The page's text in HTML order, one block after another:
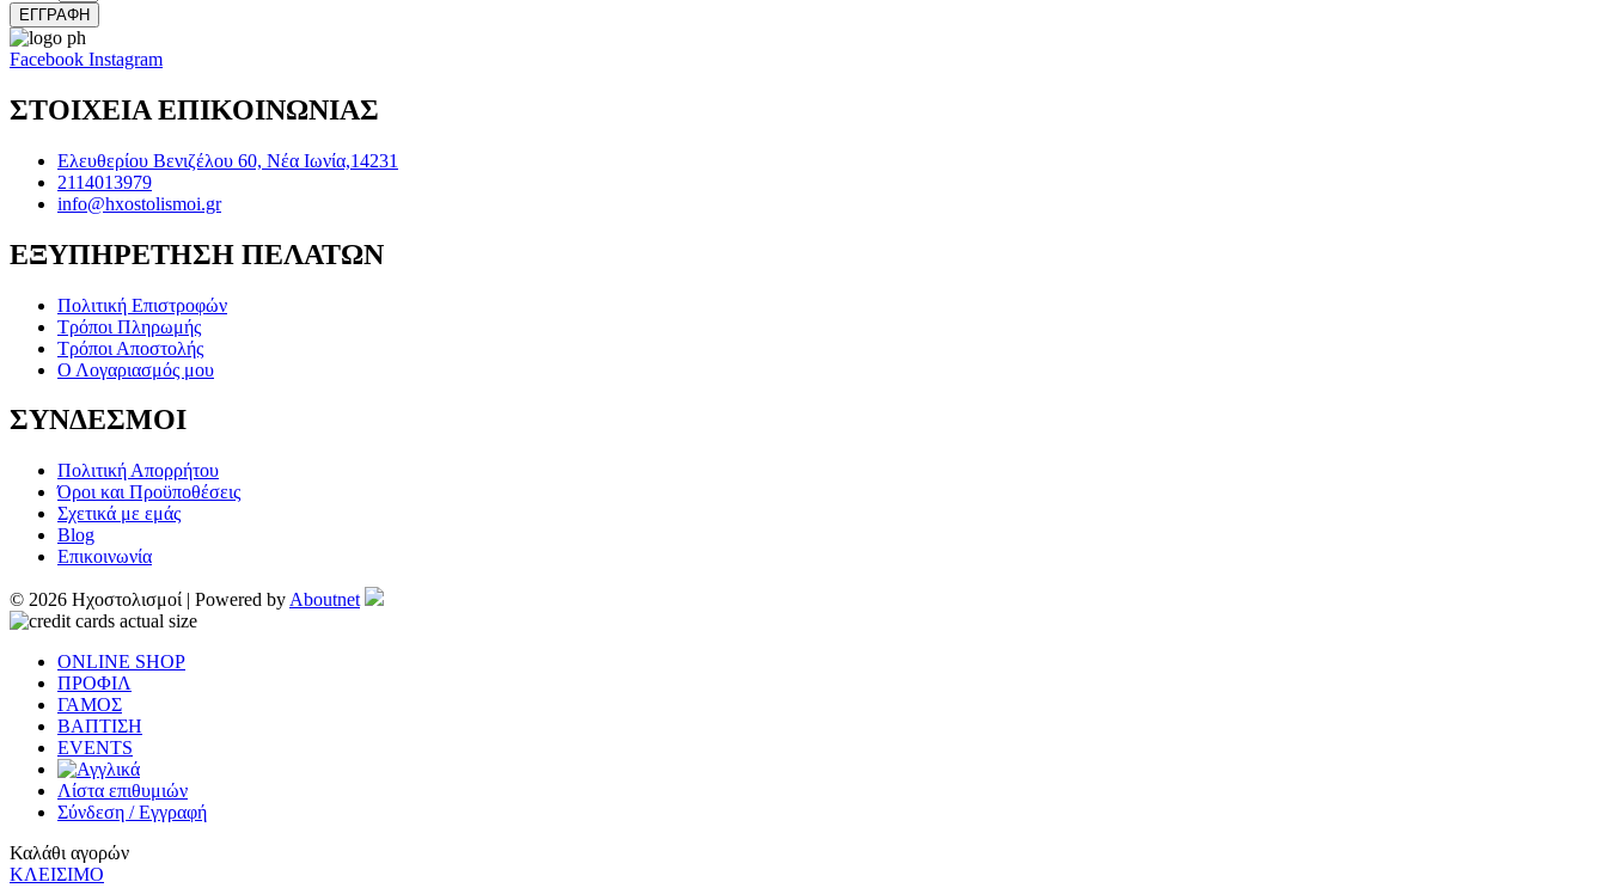
ΕΓΓΡΑΦΗ
Facebook Instagram
ΣΤΟΙΧΕΙΑ ΕΠΙΚΟΙΝΩΝΙΑΣ
Ελευθερίου Βενιζέλου 60, Νέα Ιωνία,14231
2114013979
info@hxostolismoi.gr
ΕΞΥΠΗΡΕΤΗΣΗ ΠΕΛΑΤΩΝ
Πολιτική Επιστροφών
Τρόποι Πληρωμής
Τρόποι Αποστολής
Ο Λογαριασμός μου
ΣΥΝΔΕΣΜΟΙ
Πολιτική Απορρήτου
Όροι και Προϋποθέσεις
Σχετικά με εμάς
Blog
Επικοινωνία
© 2026 Ηχοστολισμοί | Powered by Aboutnet
ONLINE SHOP
ΠΡΟΦΙΛ
ΓΑΜΟΣ
ΒΑΠΤΙΣΗ
EVENTS
Λίστα επιθυμιών
Σύνδεση / Εγγραφή
Καλάθι αγορών
ΚΛΕΙΣΙΜΟ